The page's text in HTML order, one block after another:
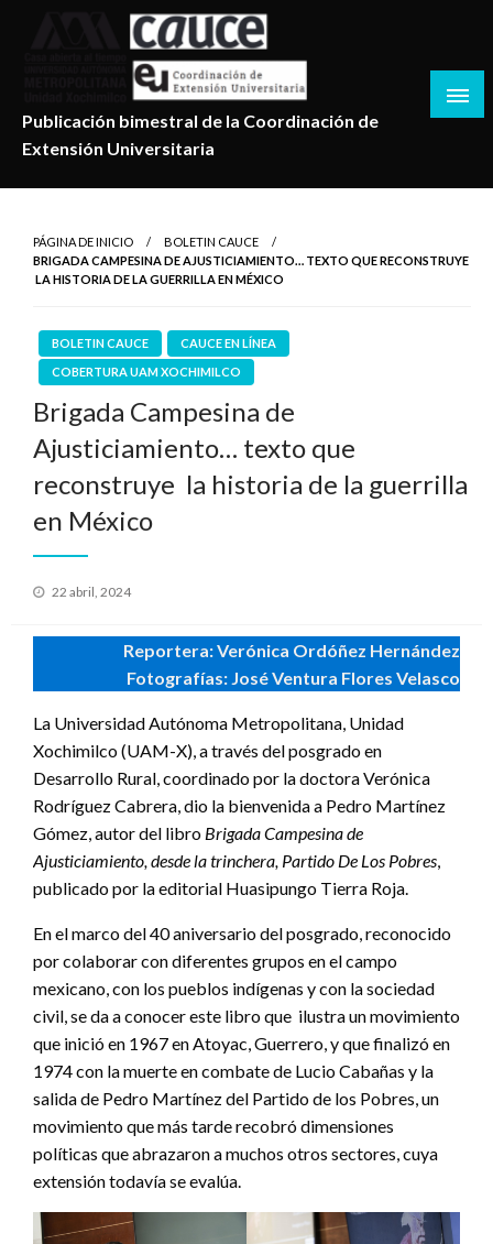
Publicación bimestral de la Coordinación de
Extensión Universitaria
PÁGINA DE INICIO
BOLETIN CAUCE
BRIGADA CAMPESINA DE AJUSTICIAMIENTO… TEXTO QUE RECONSTRUYE
LA HISTORIA DE LA GUERRILLA EN MÉXICO
BOLETIN CAUCE
CAUCE EN LÍNEA
COBERTURA UAM XOCHIMILCO
Brigada Campesina de
Ajusticiamiento… texto que
reconstruye la historia de la guerrilla
en México
Publicado
22 abril, 2024
Reportera: Verónica Ordóñez Hernández
Fotografías: José Ventura Flores Velasco
La Universidad Autónoma Metropolitana, Unidad
Xochimilco (UAM-X), a través del posgrado en
Desarrollo Rural, coordinado por la doctora Verónica
Rodríguez Cabrera, dio la bienvenida a Pedro Martínez
Gómez, autor del libro Brigada Campesina de
Ajusticiamiento, desde la trinchera, Partido De Los Pobres
publicado por la editorial Huasipungo Tierra Roja.
En el marco del 40 aniversario del posgrado, reconocido
por colaborar con diferentes grupos en el campo
mexicano, con los pueblos indígenas y con la sociedad
civil, se da a conocer este libro que ilustra un movimiento
que inició en 1967 en Atoyac, Guerrero, y que finalizó en
1974 con la muerte en combate de Lucio Cabañas y la
salida de Pedro Martínez del Partido de los Pobres, un
movimiento que más tarde recobró dimensiones
políticas que abrazaron a muchos otros sectores, cuya
extensión todavía se evalúa.